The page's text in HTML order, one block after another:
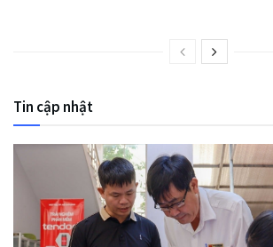
Tin cập nhật